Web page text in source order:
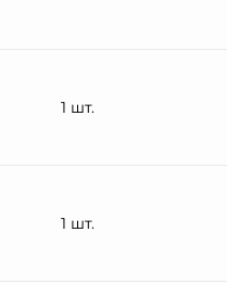
1 шт.
1 шт.